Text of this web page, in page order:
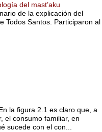
del mast’aku
de la explicación del
Todos Santos. Participaron al
la figura 2.1 es claro que, a
el consumo familiar, en
sucede con el con...